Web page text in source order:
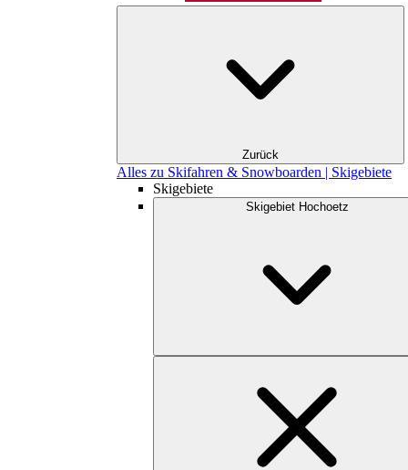
Zurück
Alles zu Skifahren & Snowboarden | Skigebiete
Skigebiete
Skigebiet Hochoetz